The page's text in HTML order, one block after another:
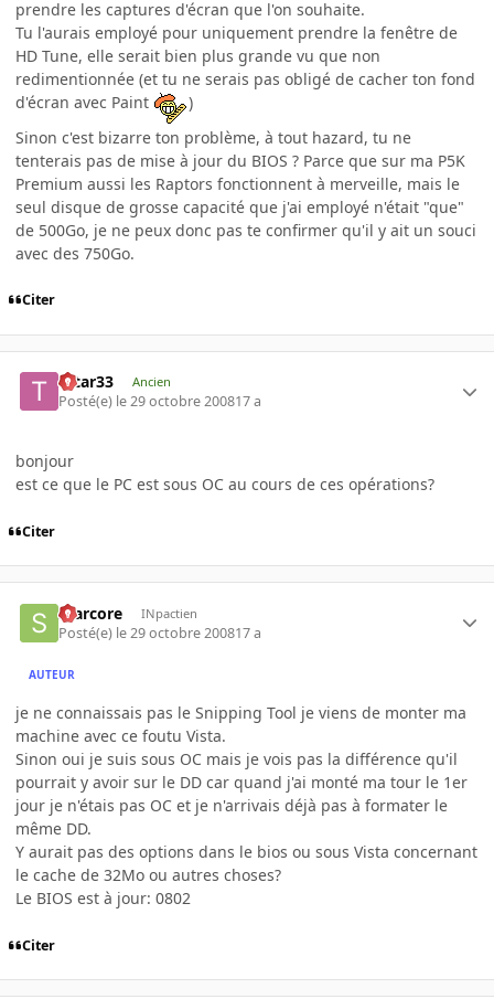
prendre les captures d'écran que l'on souhaite.
Tu l'aurais employé pour uniquement prendre la fenêtre de
HD Tune, elle serait bien plus grande vu que non
redimentionnée (et tu ne serais pas obligé de cacher ton fond
d'écran avec Paint
)
Sinon c'est bizarre ton problème, à tout hazard, tu ne
tenterais pas de mise à jour du BIOS ? Parce que sur ma P5K
Premium aussi les Raptors fonctionnent à merveille, mais le
seul disque de grosse capacité que j'ai employé n'était "que"
de 500Go, je ne peux donc pas te confirmer qu'il y ait un souci
avec des 750Go.
Citer
tatar33 Ancien
Posté(e) le 29 octobre 200817 a
bonjour
est ce que le PC est sous OC au cours de ces opérations?
Citer
scarcore INpactien
Posté(e) le 29 octobre 200817 a
AUTEUR
je ne connaissais pas le Snipping Tool je viens de monter ma
machine avec ce foutu Vista.
Sinon oui je suis sous OC mais je vois pas la différence qu'il
pourrait y avoir sur le DD car quand j'ai monté ma tour le 1er
jour je n'étais pas OC et je n'arrivais déjà pas à formater le
même DD.
Y aurait pas des options dans le bios ou sous Vista concernant
le cache de 32Mo ou autres choses?
Le BIOS est à jour: 0802
Citer